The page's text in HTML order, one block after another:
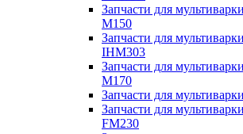
Запчасти для
M150
Запчасти для
IHM303
Запчасти для
M170
Запчасти для
Запчасти для
FM230